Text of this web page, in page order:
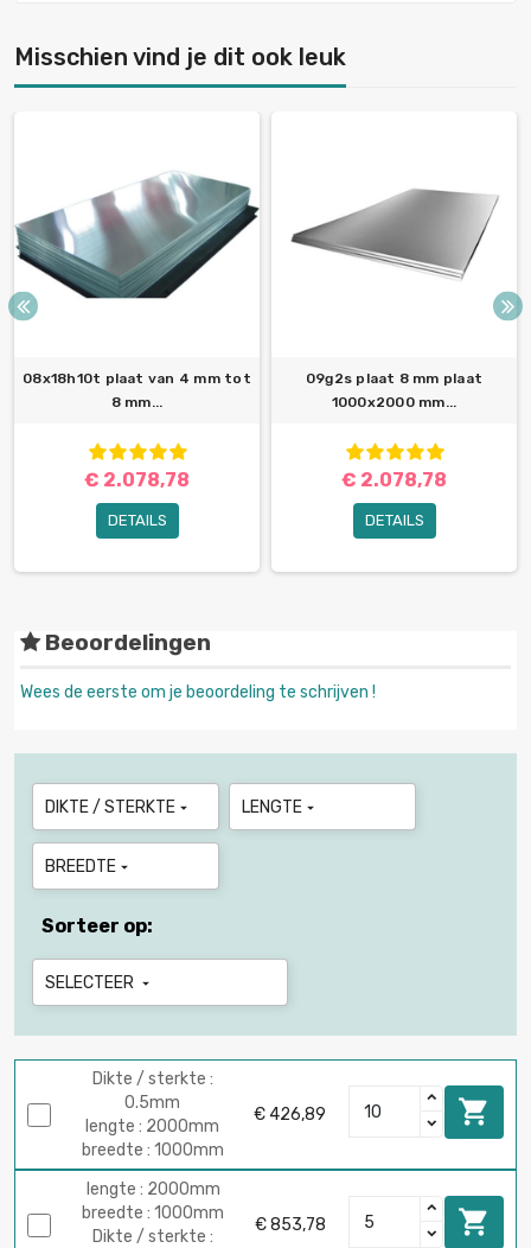
Misschien vind je dit ook leuk
08x18h10t plaat van 4 mm tot
8 mm...
€ 2.078,78
DETAILS
09g2s plaat 8 mm plaat
1000x2000 mm...
€ 2.078,78
DETAILS
Beoordelingen
Wees de eerste om je beoordeling te schrijven !
DIKTE / STERKTE  LENGTE 
BREEDTE 
Sorteer op:
SELECTEER 
Dikte / sterkte :
0.5mm
lengte : 2000mm
breedte : 1000mm
€ 426,89 
lengte : 2000mm
breedte : 1000mm
Dikte / sterkte :
€ 853,78 